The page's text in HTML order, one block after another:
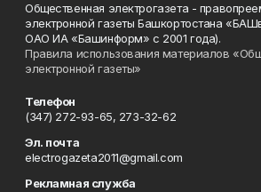
Общественная электрогазета -
электронной газеты Башкортостана
ОАО ИА «Башинформ» с 2001 года).
Правила использования материалов
электронной газеты»
Телефон
(347) 272-93-65, 273-32-62
Эл. почта
electrogazeta2011@gmail.com
Рекламная служба